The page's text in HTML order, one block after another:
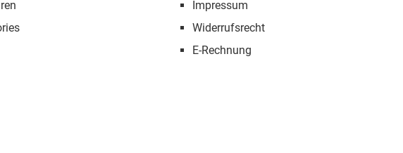
Impressum
Widerrufsrecht
E-Rechnung